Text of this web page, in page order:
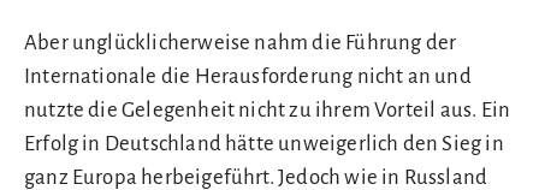
Aber unglücklicherweise nahm die Führung der
Internationale die Herausforderung nicht an und
nutzte die Gelegenheit nicht zu ihrem Vorteil aus. Ein
Erfolg in Deutschland hätte unweigerlich den Sieg in
ganz Europa herbeigeführt. Jedoch wie in Russland